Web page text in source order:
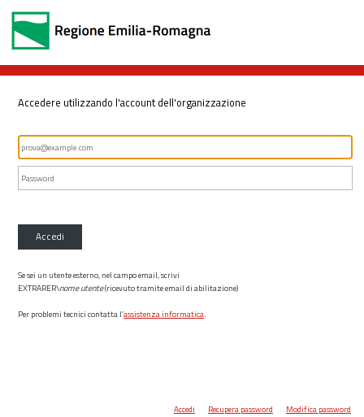
Accedere utilizzando l'account dell'organizzazione
Accedi
Se sei un utente esterno, nel campo email, scrivi
EXTRARER\nome utente(ricevuto tramite email di abilitazione)
Per problemi tecnici contatta l’assistenza informatica.
Accedi Recupera password Modifica password